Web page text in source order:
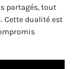
partagés, tout
Cette dualité est